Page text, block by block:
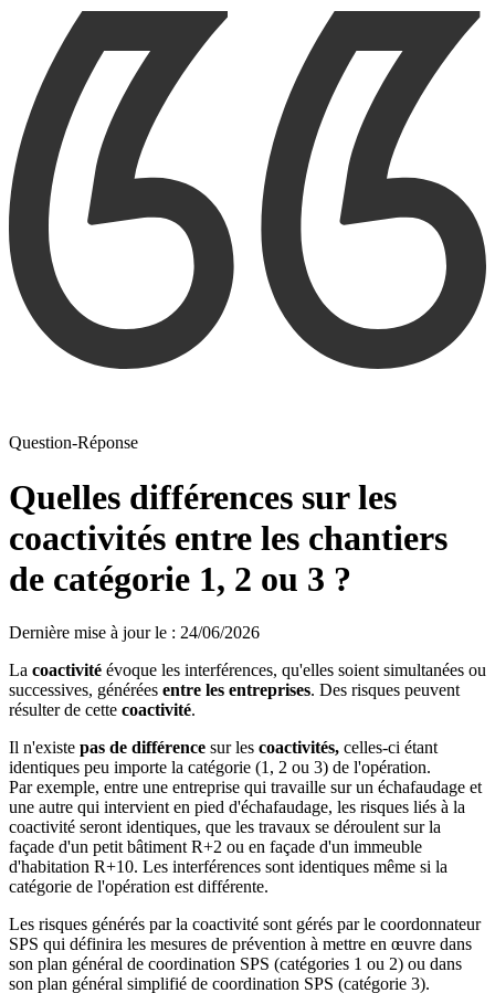
Question-Réponse
Quelles différences sur les
coactivités entre les chantiers
de catégorie 1, 2 ou 3 ?
Dernière mise à jour le : 24/06/2026
La coactivité évoque les interférences, qu'elles soient simultanées ou
successives, générées entre les entreprises. Des risques peuvent
résulter de cette coactivité.
Il n'existe pas de différence sur les coactivités, celles-ci étant
identiques peu importe la catégorie (1, 2 ou 3) de l'opération.
Par exemple, entre une entreprise qui travaille sur un échafaudage et
une autre qui intervient en pied d'échafaudage, les risques liés à la
coactivité seront identiques, que les travaux se déroulent sur la
façade d'un petit bâtiment R+2 ou en façade d'un immeuble
d'habitation R+10. Les interférences sont identiques même si la
catégorie de l'opération est différente.
Les risques générés par la coactivité sont gérés par le coordonnateur
SPS qui définira les mesures de prévention à mettre en œuvre dans
son plan général de coordination SPS (catégories 1 ou 2) ou dans
son plan général simplifié de coordination SPS (catégorie 3).